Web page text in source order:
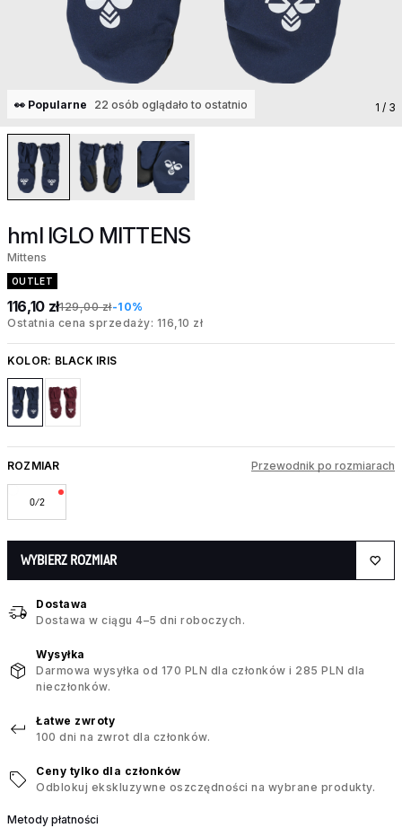
👀 Popularne 22 osób oglądało to ostatnio 1 / 3
hml IGLO MITTENS
Mittens
OUTLET
116,10 zł129,00 zł-10%
Ostatnia cena sprzedaży: 116,10 zł
KOLOR: BLACK IRIS
ROZMIAR Przewodnik po rozmiarach
0/2
WYBIERZ ROZMIAR
Dostawa
Dostawa w ciągu 4–5 dni roboczych.
Wysyłka
Darmowa wysyłka od 170 PLN dla członków i 285 PLN dla
nieczłonków.
Łatwe zwroty
100 dni na zwrot dla członków.
Ceny tylko dla członków
Odblokuj ekskluzywne oszczędności na wybrane produkty.
Metody płatności